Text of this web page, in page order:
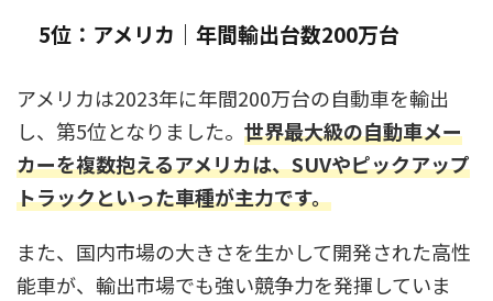
5位：アメリカ｜年間輸出台数200万台
アメリカは2023年に年間200万台の自動車を輸出
し、第5位となりました。 世界最大級の自動車メー
カーを複数抱えるアメリカは、SUVやピックアップ
トラックといった車種が主力です。
また、国内市場の大きさを生かして開発された高性
能車が、輸出市場でも強い競争力を発揮していま